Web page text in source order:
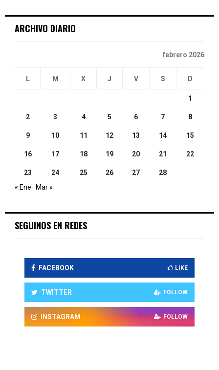
ARCHIVO DIARIO
febrero 2026
L M X J V S D
1
2 3 4 5 6 7 8
9 10 11 12 13 14 15
16 17 18 19 20 21 22
23 24 25 26 27
28
« Ene
Mar »
SEGUINOS EN REDES
FACEBOOK LIKE
TWITTER FOLLOW
INSTAGRAM FOLLOW